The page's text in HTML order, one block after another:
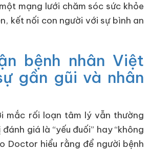
mạng lưới chăm sóc sức khỏe
kết nối con người với sự bình an
bệnh nhân Việt
gần gũi và nhân
mắc rối loạn tâm lý vẫn thường
giá là “yếu đuối” hay “không
Doctor hiểu rằng để người bệnh